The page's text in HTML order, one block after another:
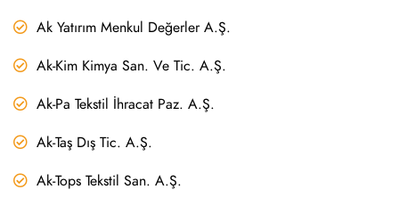
Ak Yatırım Menkul Değerler A.Ş.
Ak-Kim Kimya San. Ve Tic. A.Ş.
Ak-Pa Tekstil İhracat Paz. A.Ş.
Ak-Taş Dış Tic. A.Ş.
Ak-Tops Tekstil San. A.Ş.